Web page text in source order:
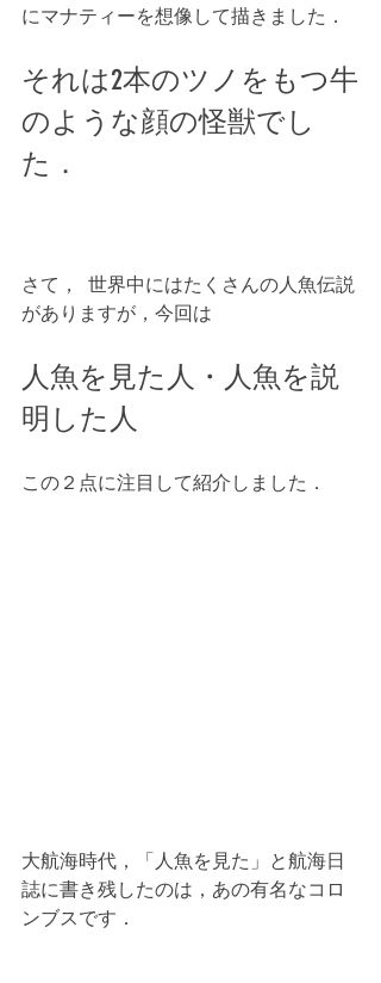
にマナティーを想像して描きました．
それは2本のツノをもつ牛
のような顔の怪獣でし
た．
さて，  世界中にはたくさんの人魚伝説
がありますが，今回は
人魚を見た人・人魚を説
明した人
この２点に注目して紹介しました．
大航海時代，「人魚を見た」と航海日
誌に書き残したのは，あの有名なコロ
ンブスです．